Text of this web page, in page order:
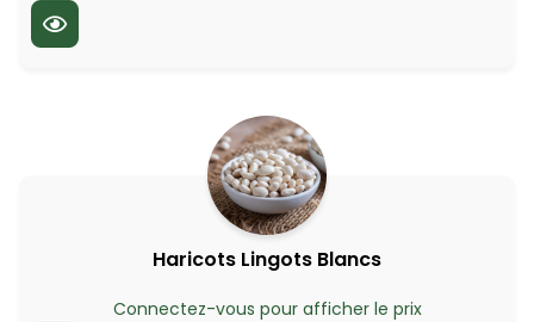
Haricots Lingots Blancs
Connectez-vous pour afficher le prix